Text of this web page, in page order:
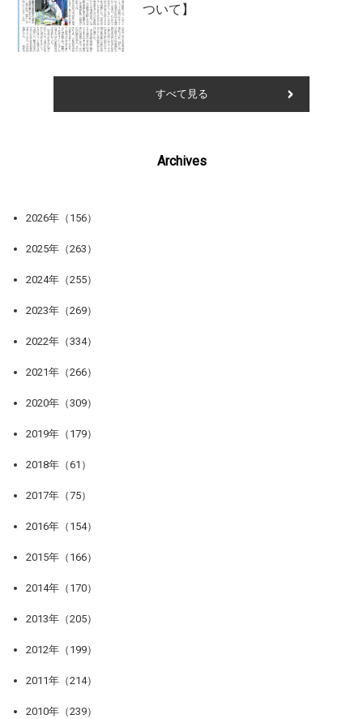
ついて】
すべて見る
Archives
2026年（156）
2025年（263）
2024年（255）
2023年（269）
2022年（334）
2021年（266）
2020年（309）
2019年（179）
2018年（61）
2017年（75）
2016年（154）
2015年（166）
2014年（170）
2013年（205）
2012年（199）
2011年（214）
2010年（239）